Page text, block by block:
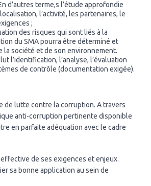
d’autres terme,s l’étude approfondie
l’activité, les partenaires, le
;
des risques qui sont liés à la
du SMA pourra être déterminé et
la société et de son environnement.
l’identification, l’analyse, l’évaluation
de contrôle (documentation exigée).
de lutte contre la corruption. A travers
anti-corruption pertinente disponible
en parfaite adéquation avec le cadre
de ses exigences et enjeux.
sa bonne application au sein de